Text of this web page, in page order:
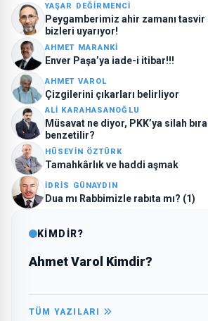
YAŞAR DEĞIRMENCI
Peygamberimiz ahir zamanı
bizleri uyarıyor!
AHMET MARANKI
Enver Paşa’ya iade-i itibar!!!
AHMET VAROL
Çizgilerini çıkarları belirliyor
ALI KARAHASANOĞLU
Müsavat ne diyor, PKK’ya silah
benzetilir?
HÜSEYIN ÖZTÜRK
Tamahkârlık ve haddi aşmak
İDRIS GÜNAYDIN
Dua mı Rabbimizle rabıta mı? (1)
KİMDİR?
Ahmet Varol Kimdir?
TÜM YAZILARI